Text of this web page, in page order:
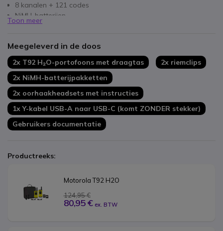
8 kanalen + 121 codes
NiMH-batterijen
Tot 10 km *
Wordt geleverd met draagtas en dubbele USB-lader.
Toon meer
Meegeleverd in de doos
2x T92 H₂O-portofoons met draagtas
2x riemclips
2x NiMH-batterijpakketten
2x oorhaakheadsets met instructies
1x Y-kabel USB-A naar USB-C (komt ZONDER stekker)
Gebruikers documentatie
Productreeks:
Motorola T92 H2O
124,95 €
80,95 € ex. BTW